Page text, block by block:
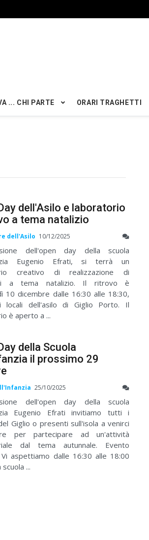
... CHI PARTE ORARI TRAGHETTI
dell'Asilo e laboratorio
a tema natalizio
dell'Asilo 10/12/2025
dell'open day della scuola
Eugenio Efrati, si terrà un
creativo di realizzazione di
a tema natalizio. Il ritrovo è
10 dicembre dalle 16:30 alle 18:30,
locali dell'asilo di Giglio Porto. Il
è aperto a ...
della Scuola
il prossimo 29
25/10/2025
dell'open day della scuola
Eugenio Efrati invitiamo tutti i
Giglio o presenti sull'isola a venirci
per partecipare ad un'attività
dal tema autunnale. Evento
aspettiamo dalle 16:30 alle 18:00
...